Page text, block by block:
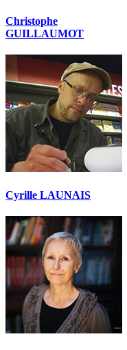
Christophe
GUILLAUMOT
Cyrille LAUNAIS